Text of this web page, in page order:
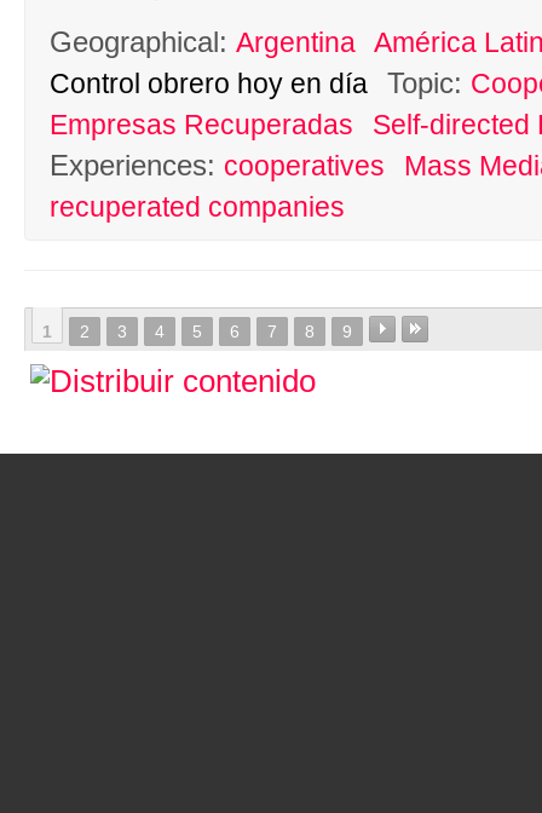
Geographical: Argentina América
Control obrero hoy en día
Topic:
Empresas Recuperadas
Self-directed
Experiences: cooperatives
Mass
recuperated companies
1 2 3 4 5 6 7 8 9